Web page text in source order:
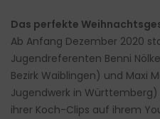
Das perfekte
Ab Anfang Dezember 2020
Jugendreferenten Benni
Bezirk Waiblingen) und Maxi
Jugendwerk in
ihrer Koch-Clips auf ihrem